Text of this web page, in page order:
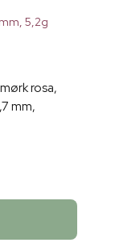
5,2g
rosa,
mm,